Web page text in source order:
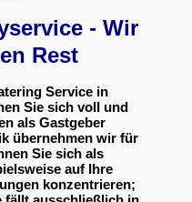
- Wir
Rest
Service in
Sie sich voll und
als Gastgeber
übernehmen wir für
Sie sich als
auf Ihre
konzentrieren;